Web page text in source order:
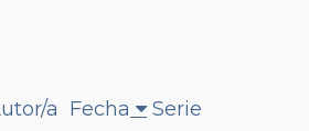
a Fecha Serie